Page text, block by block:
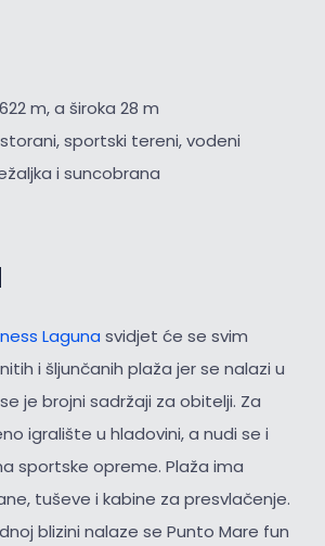
m, a široka 28 m
sportski tereni, vodeni
i suncobrana
Laguna svidjet će se svim
i šljunčanih plaža jer se nalazi u
je brojni sadržaji za obitelji. Za
igralište u hladovini, a nudi se i
sportske opreme. Plaža ima
tuševe i kabine za presvlačenje.
blizini nalaze se Punto Mare fun